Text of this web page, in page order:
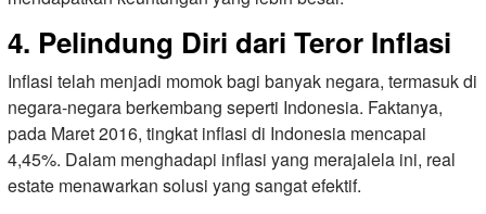
4. Pelindung Diri dari Teror Inflasi
Inflasi telah menjadi momok bagi banyak negara, termasuk di
negara-negara berkembang seperti Indonesia. Faktanya,
pada Maret 2016, tingkat inflasi di Indonesia mencapai
4,45%. Dalam menghadapi inflasi yang merajalela ini, real
estate menawarkan solusi yang sangat efektif.